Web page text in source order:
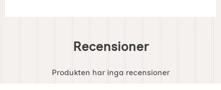
Recensioner
Produkten har inga recensioner